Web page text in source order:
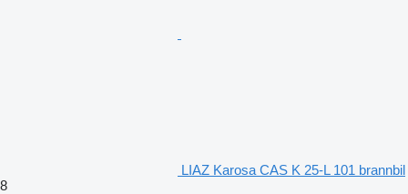
LIAZ Karosa CAS K 25-L 101 brannbil
8